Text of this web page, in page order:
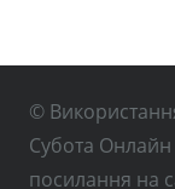
©
Субота
посилання на